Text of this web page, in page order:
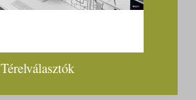
Térelválasztók